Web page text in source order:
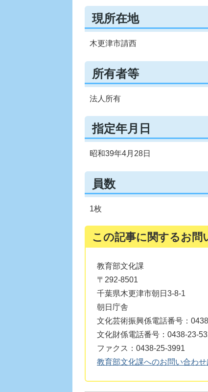
現所在地
木更津市請西
所有者等
法人所有
指定年月日
昭和39年4月28日
員数
1枚
この記事に関するお問
教育部文化課
〒292-8501
千葉県木更津市朝日3-8-1
朝日庁舎
文化芸術振興係電話番号：
文化財係電話番号：0438-23-
ファクス：0438-25-3991
教育部文化課へのお問い合わ